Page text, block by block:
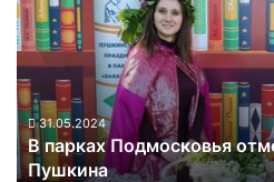
а
р
к
а
х
П
о
д
31.05.2024
В парках Подмосковья
Пушкина